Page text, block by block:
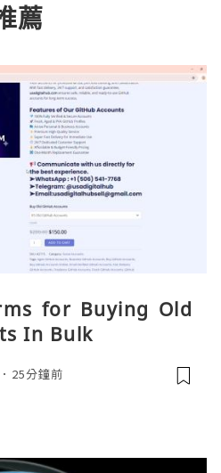
薦
for Buying Old
In Bulk
25分鐘前